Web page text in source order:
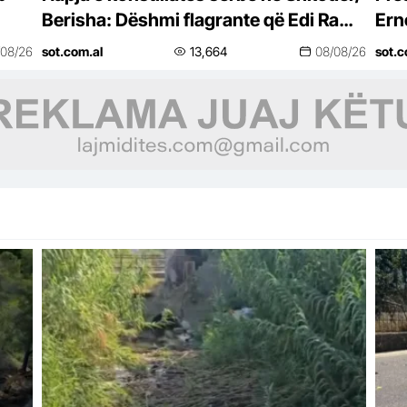
26
Berisha: Dëshmi flagrante që Edi Rama
sillet si argat i Vuçiçit!
sot.com.al 13,664 08/08/26